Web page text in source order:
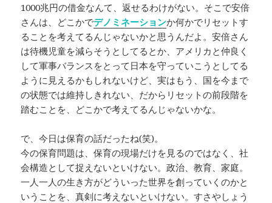
1000兆円の借金なんて、返せるわけがない。そこで安倍
さんは、どこかでデノミネーションか何かでリセットす
ることを考えてるんじゃないかと思うんだよ。安倍さん
は待機児童を減らそうとしてるとか、アメリカと仲良く
して軍事バランスをとって日本を守っていこうとしてる
ように見えるかもしれないけど、実はもう、国を今まで
の状態では維持しきれない、だからリセットの前段階を
踏むことを、どこかで考えてるんじゃないかな。
で、今日は保育の話だったね(笑)。
今の保育問題は、保育の現場だけを見るのではなく、社
会構造として捉えないといけない。政治、教育、家庭。
一人一人の生き方がどういった世界を創っていくのかと
いうことを、真剣に考えないといけない。すさやしょう